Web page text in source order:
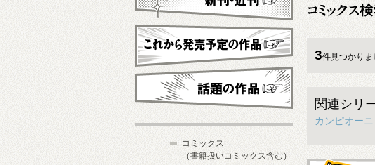
3件見つかりま
関連シリ
カンピオーニ
新刊・近刊
これから発売予定
コミックス
（書籍扱いコミックス含む）